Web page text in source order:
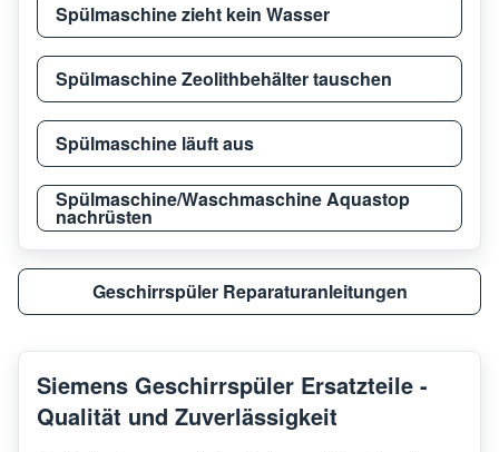
Siemens
Siemens
Siemens
Siemens
Spülmaschine zieht kein Wasser
Spülmaschine Zeolithbehälter tauschen
Spülmaschine läuft aus
Spülmaschine/Waschmaschine Aquastop
nachrüsten
Geschirrspüler Reparaturanleitungen
Siemens Geschirrspüler Ersatzteile -
Qualität und Zuverlässigkeit